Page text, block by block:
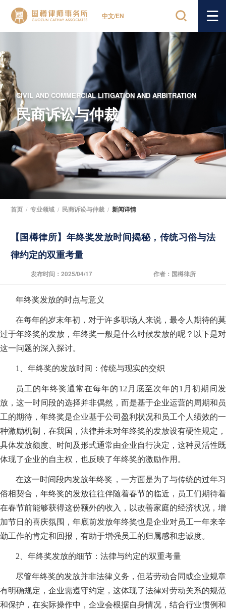
中文/EN
CIVIL AND COMMERCIAL LITIGATION AND ARBITRATION
民商诉讼与仲裁
首页 / 专业领域 / 民商诉讼与仲裁 / 新闻详情
【国樽律所】年终奖发放时间揭秘，传统习俗与法
律约定的双重考量
发布时间：2025/04/17 作者：国樽律所
年终奖发放的时点与意义
在每年的岁末年初，对于许多职场人来说，最令人期待的莫
过于年终奖的发放，年终奖一般是什么时候发放的呢？以下是对
这一问题的深入探讨。
1、年终奖的发放时间：传统与现实的交织
员工的年终奖通常在每年的12月底至次年的1月初期间发
放，这一时间段的选择并非偶然，而是基于企业运营的周期和员
工的期待，年终奖是企业基于公司盈利状况和员工个人绩效的一
种激励机制，在我国，法律并未对年终奖的发放设有硬性规定，
具体发放额度、时间及形式通常由企业自行决定，这种灵活性既
体现了企业的自主权，也反映了年终奖的激励作用。
在这一时间段内发放年终奖，一方面是为了与传统的过年习
俗相契合，年终奖的发放往往伴随着春节的临近，员工们期待着
在春节前能够获得这份额外的收入，以改善家庭的经济状况，增
加节日的喜庆氛围，年底前发放年终奖也是企业对员工一年来辛
勤工作的肯定和回报，有助于增强员工的归属感和忠诚度。
2、年终奖发放的细节：法律与约定的双重考量
尽管年终奖的发放并非法律义务，但若劳动合同或企业规章
有明确规定，企业需遵守约定，这体现了法律对劳动关系的规范
和保护，在实际操作中，企业会根据自身情况，结合行业惯例和